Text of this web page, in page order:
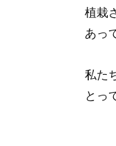
植栽
あっ
私た
とっ